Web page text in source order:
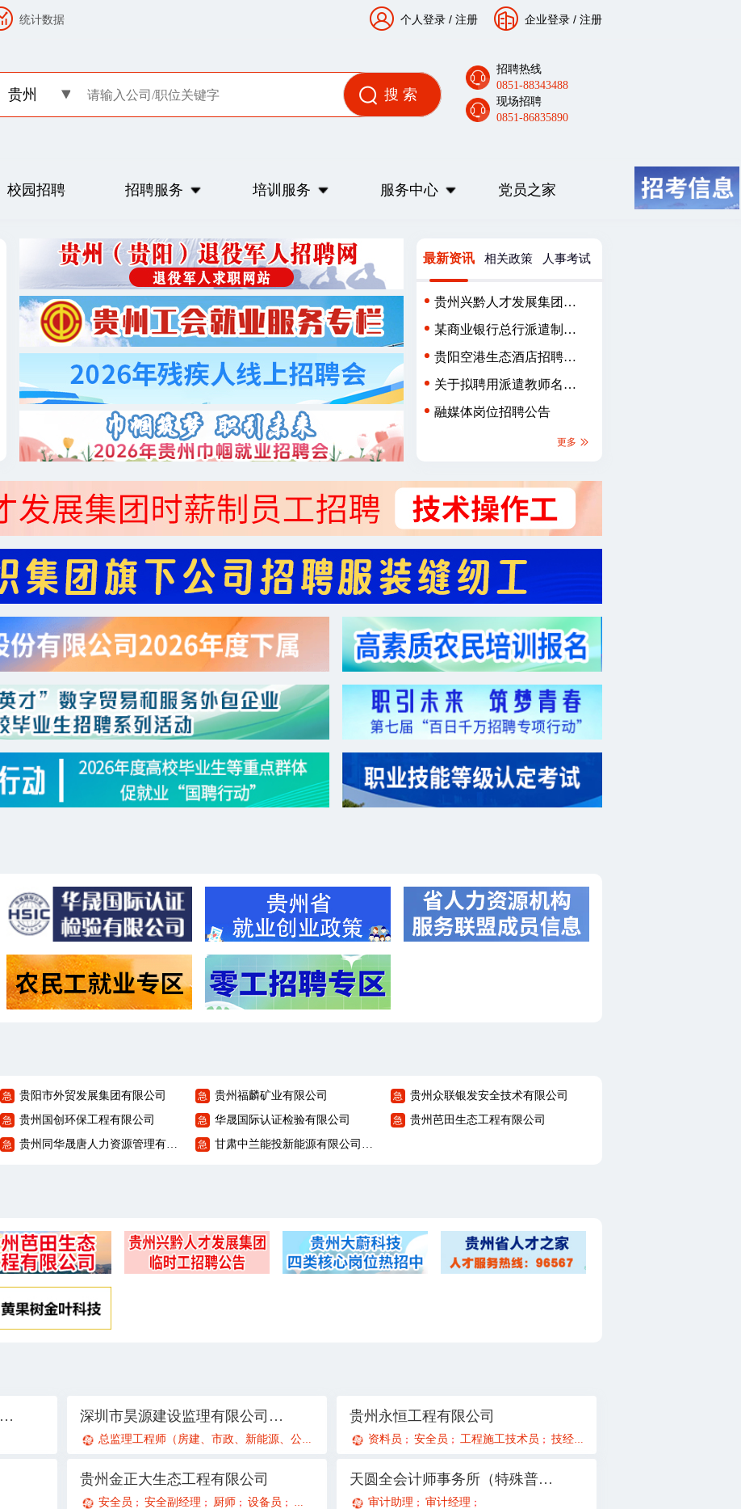
统计数据 企业登录 / 注册
个人登录 / 注册
贵州
招聘热线
0851-88343488
现场招聘
0851-86835890
校园招聘 招聘服务 培训服务 服务中心 党员之家
最新资讯 相关政策 人事考试
贵州兴黔人才发展集团有
限公司派遣制员工招聘
某商业银行总行派遣制用
工人员招聘公告
贵阳空港生态酒店招聘简
章
关于拟聘用派遣教师名单
的公示
融媒体岗位招聘公告
更多
急 贵阳市外贸发展集团有限公司 急 贵州福麟矿业有限公司 急 贵州众联银发安全技术有限公司
急 贵州国创环保工程有限公司 急 华晟国际认证检验有限公司 急 贵州芭田生态工程有限公司
急 贵州同华晟唐人力资源管理有限公司 急 甘肃中兰能投新能源有限公司贵州分公司
中国平安人寿保险股份有限公司贵州分公司21部 深圳市昊源建设监理有限公司贵阳观山湖分公司
总监理工程师（房建、市政、新能源、公路） 专业监理工程师/总代； 监理员、实习生； 一级造价工程师
贵州永恒工程有限公司
资料员 ； 安全员 ； 工程施工技术员 ； 技经人员（概预算）
贵州金正大生态工程有限公司
安全员 ； 安全副经理 ； 厨师 ； 设备员 ； 环保管理员 ； 设备工程师 ； 电气工程师
天圆全会计师事务所（特殊普通合伙）贵州分所
审计助理 ； 审计经理 ；